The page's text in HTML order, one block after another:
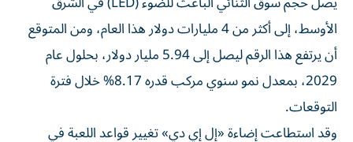
الأوسط، إلى أكثر من 4 مليارات دولار هذا العام، ومن المتوقع
أن يرتفع هذا الرقم ليصل إلى 5.94 مليار دولار، بحلول عام
2029، بمعدل نمو سنوي مركب قدره 8.17% خلال فترة
التوقعات.
وقد استطاعت إضاءة «إل إي دي» تغيير قواعد اللعبة في